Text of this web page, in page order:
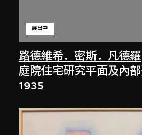
路德維希．密斯．凡德羅
展出中
庭院住宅研究平面及內
1935